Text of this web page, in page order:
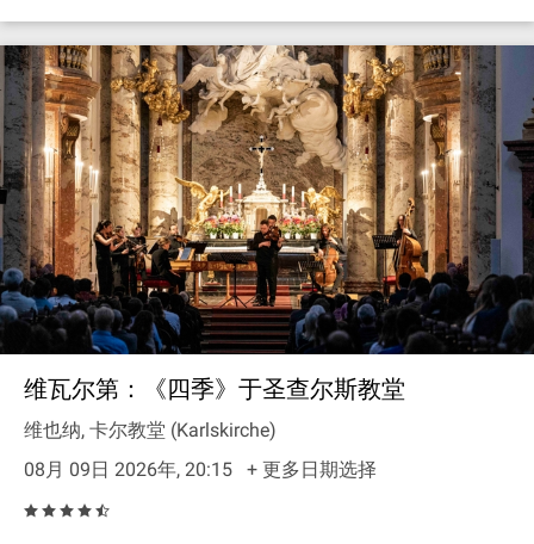
维瓦尔第：《四季》于圣查尔斯教堂
维也纳, 卡尔教堂 (Karlskirche)
08月 09日 2026年, 20:15
+ 更多日期选择